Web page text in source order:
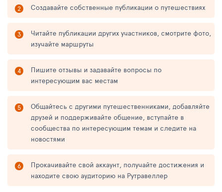
Создавайте собственные публикации о путешествиях
Читайте публикации других участников, смотрите фото,
изучайте маршруты
Пишите отзывы и задавайте вопросы по
интересующим вас местам
Общайтесь с другими путешественниками, добавляйте
друзей и поддерживайте общение, вступайте в
сообщества по интересующим темам и следите на
новостями
Прокачивайте свой аккаунт, получайте достижения и
находите свою аудиторию на Рутравеллер